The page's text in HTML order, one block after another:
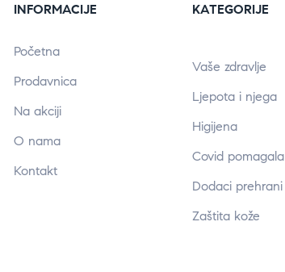
INFORMACIJE
Početna
Prodavnica
Na akciji
O nama
Kontakt
KATEGORIJE
Vaše zdravlje
Ljepota i njega
Higijena
Covid pomagala
Dodaci prehrani
Zaštita kože